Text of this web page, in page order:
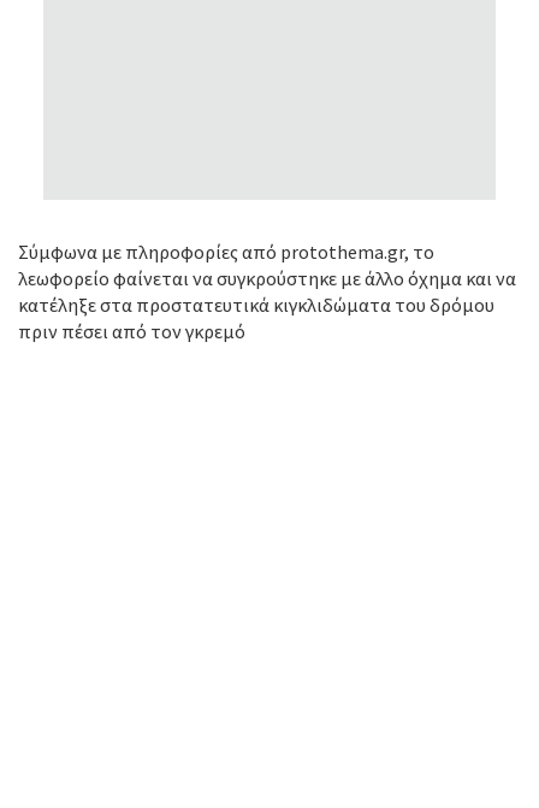
Σύμφωνα με πληροφορίες από protothema.gr, το
λεωφορείο φαίνεται να συγκρούστηκε με άλλο όχημα και να
κατέληξε στα προστατευτικά κιγκλιδώματα του δρόμου
πριν πέσει από τον γκρεμό